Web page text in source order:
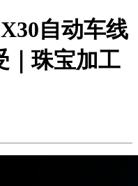
自动车线
｜珠宝加工